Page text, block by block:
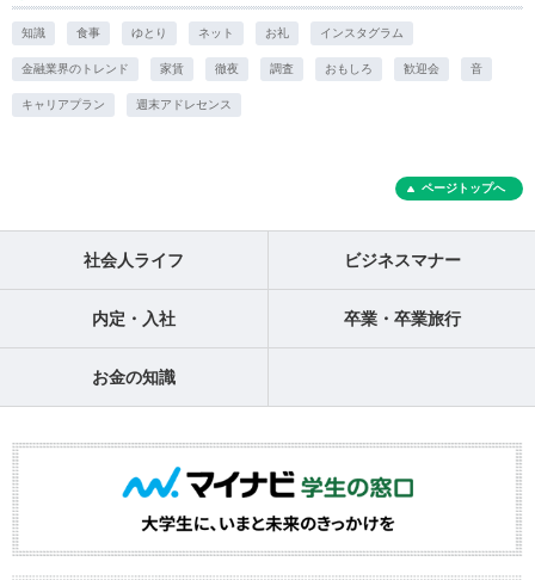
知識 食事 ゆとり ネット お礼 インスタグラム
金融業界のトレンド 家賃 徹夜 調査 おもしろ 歓迎会 音
キャリアプラン 週末アドレセンス
ページトップへ
社会人ライフ ビジネスマナー
内定・入社 卒業・卒業旅行
お金の知識